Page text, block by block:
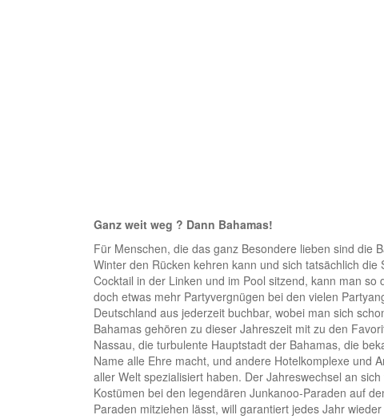
Ganz weit weg ? Dann Bahamas!
Für Menschen, die das ganz Besondere lieben sind die
Winter den Rücken kehren kann und sich tatsächlich
Cocktail in der Linken und im Pool sitzend, kann man
doch etwas mehr Partyvergnügen bei den vielen
Deutschland aus jederzeit buchbar, wobei man sich
Bahamas gehören zu dieser Jahreszeit mit zu den
Nassau, die turbulente Hauptstadt der Bahamas, die
Name alle Ehre macht, und andere Hotelkomplexe und
aller Welt spezialisiert haben. Der Jahreswechsel an
Kostümen bei den legendären Junkanoo-Paraden auf
Paraden mitziehen lässt, will garantiert jedes Jahr